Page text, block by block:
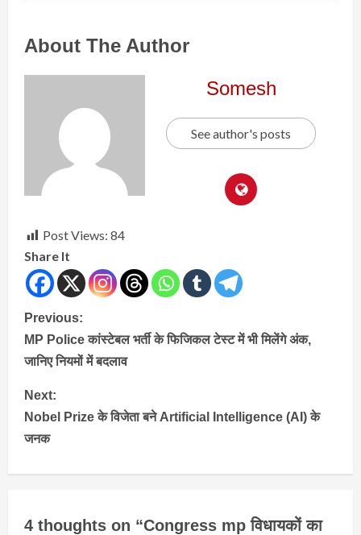
About The Author
Somesh
See author's posts
Post Views: 84
Share It
Continue
Reading
Previous:
MP Police कांस्टेबल भर्ती के फिजिकल टेस्ट में भी मिलेंगे अंक,
जानिए नियमों में बदलाव
Next:
Nobel Prize के विजेता बने Artificial Intelligence (AI) के
जनक
4 thoughts on “Congress mp विधायकों का